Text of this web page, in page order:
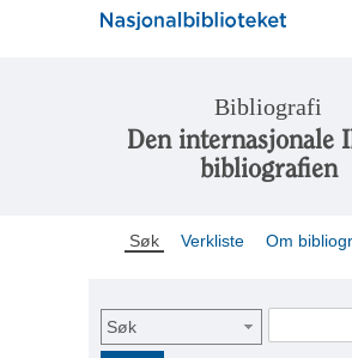
Bibliografi
Den internasjonale
bibliografien
Søk Verkliste Om
Søk